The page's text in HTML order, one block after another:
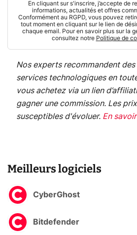
En cliquant sur s'inscrire, j’accepte de
informations, actualités et offres
Conformément au RGPD, vous pouvez
tout moment en cliquant sur le lien de
chaque email. Pour en savoir plus sur la
consultez notre Politique de
Nos experts recommandent
services technologiques en
vous achetez via un lien
gagner une commission. Les
susceptibles d'évoluer. En
Meilleurs logiciels
CyberGhost
Bitdefender